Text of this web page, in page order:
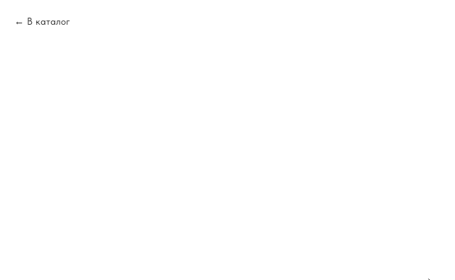
В каталог